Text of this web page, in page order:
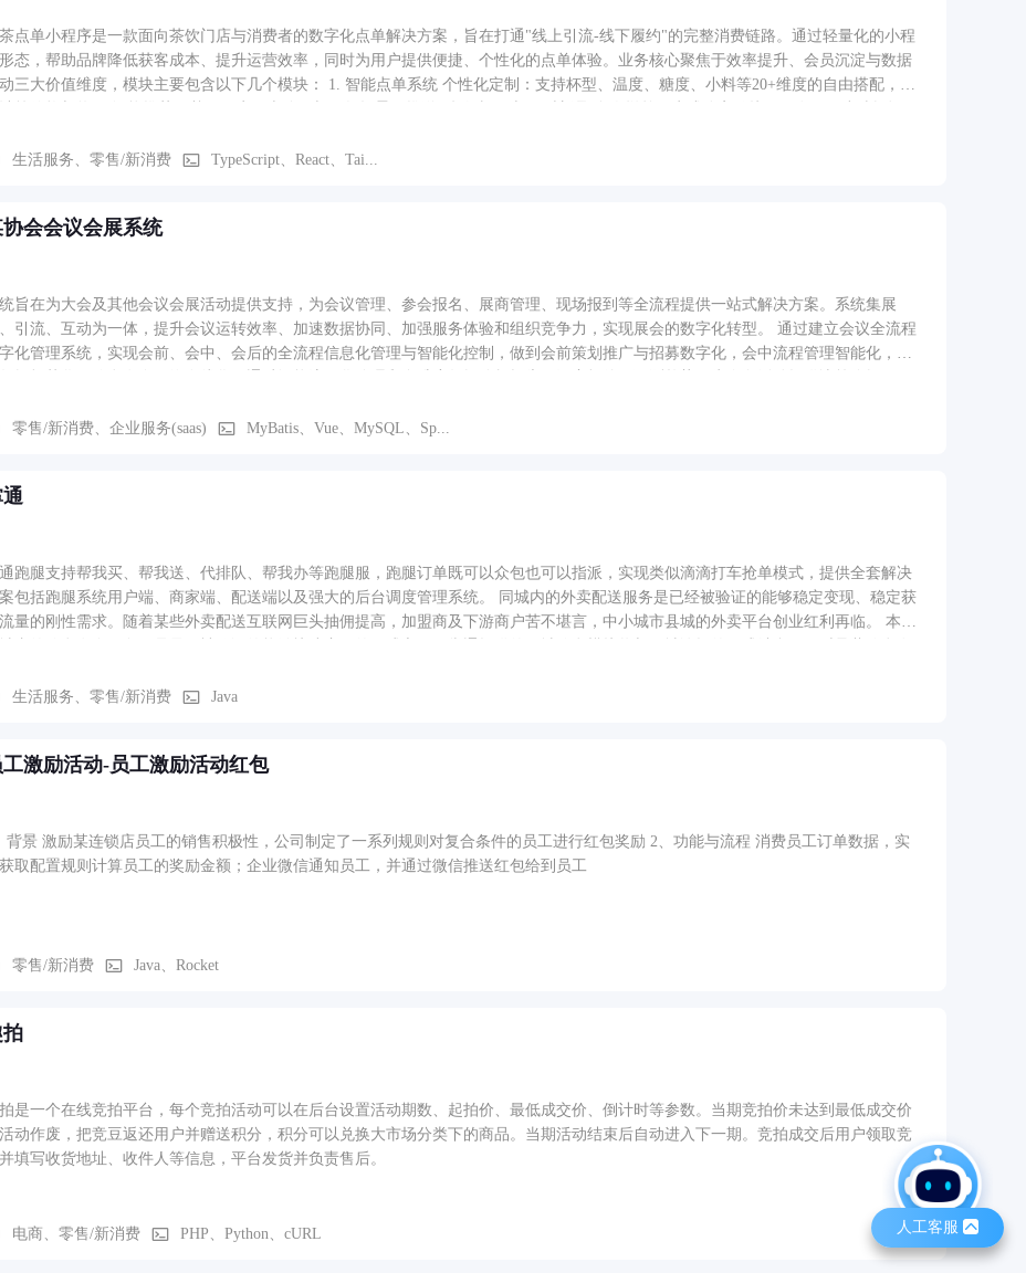
点单小程序是一款面向茶饮门店与消费者的数字化点单解决方案，旨在打通"线上引流-线下履约"的完整消费链路。通过轻量化的小程
态，帮助品牌降低获客成本、提升运营效率，同时为用户提供便捷、个性化的点单体验。业务核心聚焦于效率提升、会员沉淀与数据
三大价值维度，模块主要包含以下几个模块： 1. 智能点单系统 个性化定制：支持杯型、温度、糖度、小料等20+维度的自由搭配，实
日赠饮、第二杯半价、时段折扣等12种促销模板，可定向推送至特定人群标签 储值锁客：预充值享折扣，提升用户粘性与现金流 3.
智能排班看板：根据订单热力图预测备料需求，降低损耗 用户评价分析：NLP自动提取口味、服务、环境等维度差评关键词 数据驾
生活服务、零售/新消费 TypeScript、React、Tai...
会会议会展系统
旨在为大会及其他会议会展活动提供支持，为会议管理、参会报名、展商管理、现场报到等全流程提供一站式解决方案。系统集展
引流、互动为一体，提升会议运转效率、加速数据协同、加强服务体验和组织竞争力，实现展会的数字化转型。 通过建立会议全流程
化管理系统，实现会前、会中、会后的全流程信息化管理与智能化控制，做到会前策划推广与招募数字化，会中流程管理智能化，参
零售/新消费、企业服务(saas) MyBatis、Vue、MySQL、Sp...
跑腿支持帮我买、帮我送、代排队、帮我办等跑腿服，跑腿订单既可以众包也可以指派，实现类似滴滴打车抢单模式，提供全套解决
包括跑腿系统用户端、商家端、配送端以及强大的后台调度管理系统。 同城内的外卖配送服务是已经被验证的能够稳定变现、稳定获
量的刚性需求。随着某些外卖配送互联网巨头抽佣提高，加盟商及下游商户苦不堪言，中小城市县城的外卖平台创业红利再临。 本地
生活服务、零售/新消费
Java
工激励活动-员工激励活动红包
背景 激励某连锁店员工的销售积极性，公司制定了一系列规则对复合条件的员工进行红包奖励 2、功能与流程 消费员工订单数据，实
取配置规则计算员工的奖励金额；企业微信通知员工，并通过微信推送红包给到员工
零售/新消费 Java、Rocket
拍
是一个在线竞拍平台，每个竞拍活动可以在后台设置活动期数、起拍价、最低成交价、倒计时等参数。当期竞拍价未达到最低成交价
动作废，把竞豆返还用户并赠送积分，积分可以兑换大市场分类下的商品。当期活动结束后自动进入下一期。竞拍成交后用户领取竞
填写收货地址、收件人等信息，平台发货并负责售后。
电商、零售/新消费 PHP、Python、cURL 人工客服